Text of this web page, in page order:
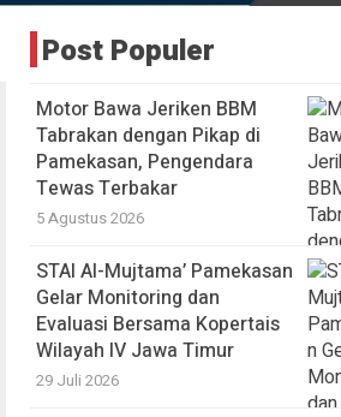
Post Populer
Motor Bawa Jeriken BBM
Tabrakan dengan Pikap di
Pamekasan, Pengendara
Tewas Terbakar
5 Agustus 2026
STAI Al-Mujtama’ Pamekasan
Gelar Monitoring dan
Evaluasi Bersama Kopertais
Wilayah IV Jawa Timur
29 Juli 2026